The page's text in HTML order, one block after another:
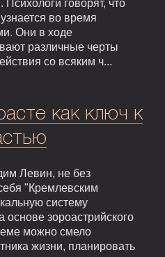
говорят, что
во время
Они в ходе
различные черты
со всяким ч...
как ключ к
Левин, не без
"Кремлевским
систему
зороастрийского
можно смело
жизни, планировать